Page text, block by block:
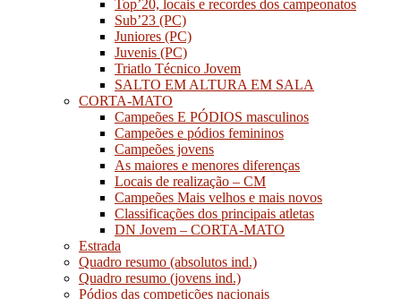
Top’20, locais e recordes dos campeonatos
Sub’23 (PC)
Juniores (PC)
Juvenis (PC)
Triatlo Técnico Jovem
SALTO EM ALTURA EM SALA
CORTA-MATO
Campeões E PÓDIOS masculinos
Campeões e pódios femininos
Campeões jovens
As maiores e menores diferenças
Locais de realização – CM
Campeões Mais velhos e mais novos
Classificações dos principais atletas
DN Jovem – CORTA-MATO
Estrada
Quadro resumo (absolutos ind.)
Quadro resumo (jovens ind.)
Pódios das competições nacionais